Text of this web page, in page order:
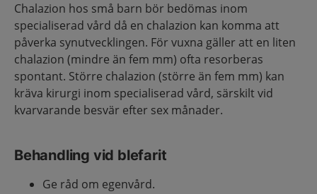
Chalazion hos små barn bör bedömas inom
specialiserad vård då en chalazion kan komma att
påverka synutvecklingen. För vuxna gäller att en liten
chalazion (mindre än fem mm) ofta resorberas
spontant. Större chalazion (större än fem mm) kan
kräva kirurgi inom specialiserad vård, särskilt vid
kvarvarande besvär efter sex månader.
Behandling vid blefarit
Ge råd om egenvård.